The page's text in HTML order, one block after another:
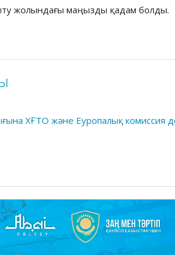
жолындағы маңызды қадам болды.
ХҒТО және Еуропалық комиссия